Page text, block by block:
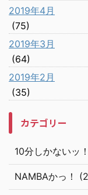
2019年4月
(75)
2019年3月
(64)
2019年2月
(35)
カテゴリー
10分しかないッ
NAMBAかっ！